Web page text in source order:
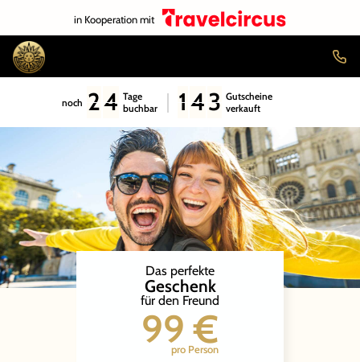
in Kooperation mit
noch 24 Tage
buchbar
143 Gutscheine
verkauft
Das perfekte
Geschenk
für den Freund
99 €
pro Person